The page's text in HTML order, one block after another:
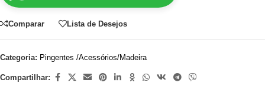
Comparar Lista de Desejos
Categoria: Pingentes /Acessórios/Madeira
Compartilhar: